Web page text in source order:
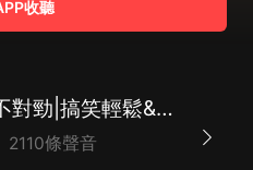
收聽
我家娘子，不對勁|搞笑輕鬆&苟道修煉|安燃領銜有聲小說|多人有聲劇
2110條聲音